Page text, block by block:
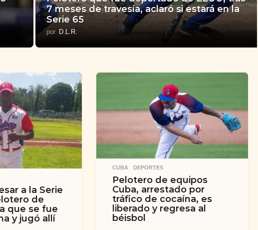
7 meses de travesía, aclaró si estará en la
Serie 65
por D.L.R.
a la Serie
de
que se fue
y jugó allí
CUBA ,DEPORTES
Pelotero de equipos
Cuba, arrestado por
tráfico de cocaína, es
liberado y regresa al
béisbol